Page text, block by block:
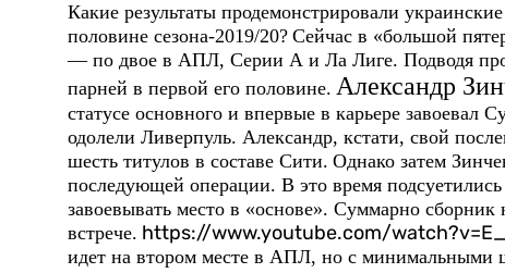
Какие результаты продемонстрировали
половине сезона-2019/20? Сейчас в «большой
— по двое в АПЛ, Серии А и Ла Лиге. Подводя
парней в первой его половине. Александр
статусе основного и впервые в карьере завоевал
одолели Ливерпуль. Александр, кстати, свой
шесть титулов в составе Сити. Однако затем
последующей операции. В это время
завоевывать место в «основе». Суммарно
встрече. https://www.youtube.com/
идет на втором месте в АПЛ, но с минимальными